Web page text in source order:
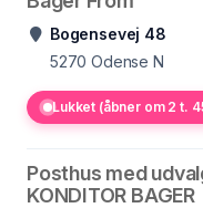
Bogensevej 48
5270 Odense N
Lukket (åbner om 2 t.
Posthus med
KONDITOR BAGER